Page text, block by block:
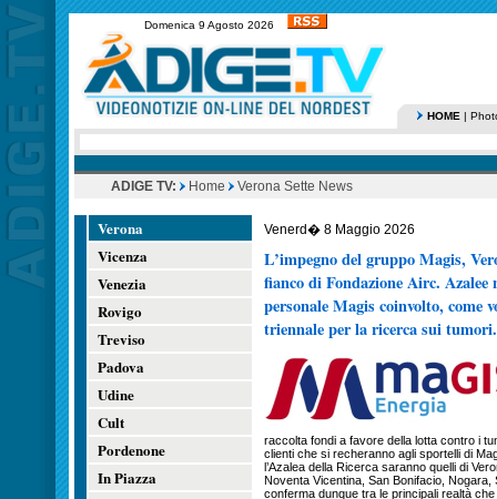
Domenica 9 Agosto 2026
HOME |
ADIGE TV: Home Verona Sette News
Verona
Vicenza
Venezia
Rovigo
Treviso
Padova
Udine
Cult
Pordenone
In Piazza
Venerd� 8 Maggio 2026
L’impegno del gruppo Magis,
fianco di Fondazione Airc.
personale Magis coinvolto, come
triennale per la ricerca sui
raccolta fondi a favore della lotta contro i
clienti che si recheranno agli sportelli di
l’Azalea della Ricerca saranno quelli di
Noventa Vicentina, San Bonifacio,
conferma dunque tra le principali realtà